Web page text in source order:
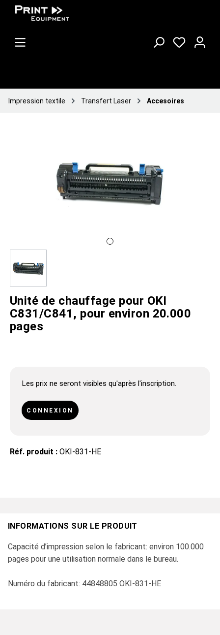
Impression textile Transfert Laser Accesoires
Unité de chauffage pour OKI
C831/C841, pour environ 20.000
pages
Les prix ne seront visibles qu'après l'inscription.
CONNEXION
Réf. produit : OKI-831-HE
INFORMATIONS SUR LE PRODUIT
Capacité d’impression selon le fabricant: environ 100.000
pages pour une utilisation normale dans le bureau.
Numéro du fabricant: 44848805 OKI-831-HE